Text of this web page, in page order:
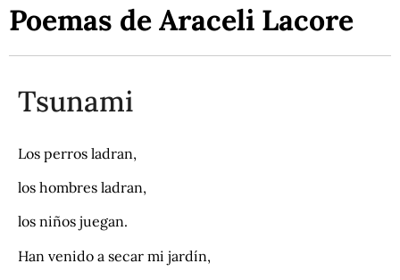
Poemas de Araceli Lacore
Tsunami
Los perros ladran,
los hombres ladran,
los niños juegan.
Han venido a secar mi jardín,